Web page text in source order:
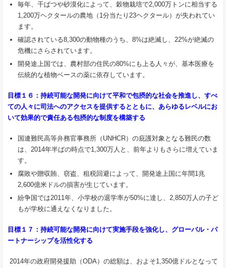
毎年、干ばつや砂漠化によって、穀物栽培で2,000万トンに相当する
1,200万ヘクタールの農地（1分当たり23ヘクタール）が失われてい
ます。
確認されている8,300の動物種のうち、8%は絶滅し、22%が絶滅の
危機にさらされています。
開発途上国では、農村部の住民の80%にも上る人々が、基本医療を
伝統的な植物ベースの薬に依存しています。
目標１６：持続可能な開発に向けて平和で包摂的な社会を推進し、すべ
ての人々に司法へのアクセスを提供する とともに、あらゆるレベルにお
いて効果的で責任ある包摂的な制度を構築する
国連難民高等弁務官事務所（UNHCR）の庇護対象となる難民の数
は、2014年半ばの時点で1,300万人と、前年よりもさらに増えていま
す。
腐敗や贈収賄、窃盗、租税回避によって、開発途上国に年間1兆
2,600億米ドルの損害が生じています。
紛争国では2011年、小学校の退学率が50%に達し、2,850万人の子ど
もが学校に通えなくなりました。
目標１７：持続可能な開発に向けて実施手段を強化し、グローバル・パ
ートナーシップを活性化する
2014年の政府開発援助（ODA）の総額は、およそ1,350億ドルとなって